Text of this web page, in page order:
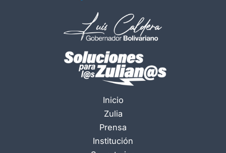
Inicio
Zulia
Prensa
Institución